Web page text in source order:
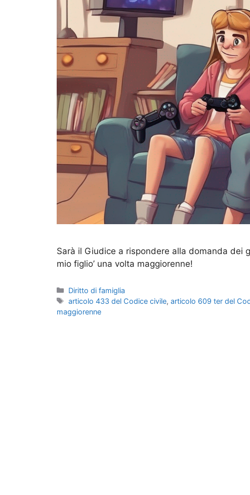
Sarà il Giudice a rispondere alla domanda dei
mio figlio’ una volta maggiorenne!
Categorie
Diritto di famiglia
Tag
articolo 433 del Codice civile,articolo 609 ter del
maggiorenne